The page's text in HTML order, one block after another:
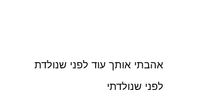
אהבתי אותך עוד לפני שנולדת
לפני שנולדתי